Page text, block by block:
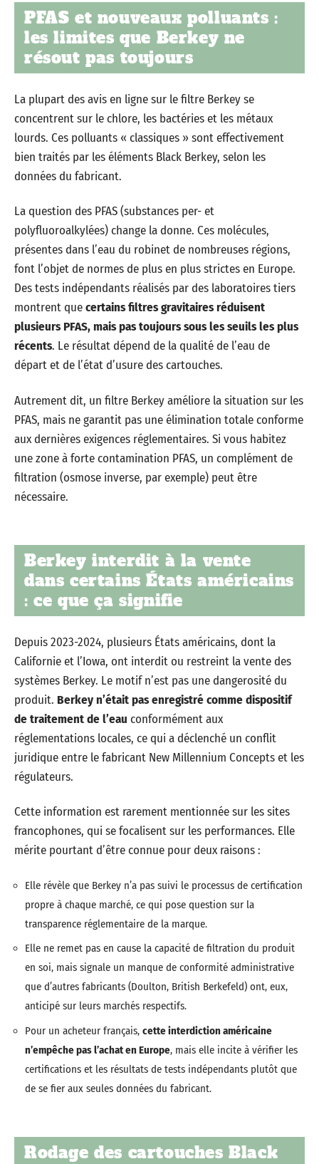
PFAS et nouveaux polluants :
les limites que Berkey ne
résout pas toujours
La plupart des avis en ligne sur le filtre Berkey se
concentrent sur le chlore, les bactéries et les métaux
lourds. Ces polluants « classiques » sont effectivement
bien traités par les éléments Black Berkey, selon les
données du fabricant.
La question des PFAS (substances per- et
polyfluoroalkylées) change la donne. Ces molécules,
présentes dans l’eau du robinet de nombreuses régions,
font l’objet de normes de plus en plus strictes en Europe.
Des tests indépendants réalisés par des laboratoires tiers
montrent quecertains filtres gravitaires réduisent
plusieurs PFAS, mais pas toujours sous les seuils les plus
récents. Le résultat dépend de la qualité de l’eau de
départ et de l’état d’usure des cartouches.
Autrement dit, un filtre Berkey améliore la situation sur les
PFAS, mais ne garantit pas une élimination totale conforme
aux dernières exigences réglementaires. Si vous habitez
une zone à forte contamination PFAS, un complément de
filtration (osmose inverse, par exemple) peut être
nécessaire.
Berkey interdit à la vente
dans certains États américains
: ce que ça signifie
Depuis 2023-2024, plusieurs États américains, dont la
Californie et l’Iowa, ont interdit ou restreint la vente des
systèmes Berkey. Le motif n’est pas une dangerosité du
produit. Berkey n’était pas enregistré comme dispositif
de traitement de l’eau conformément aux
réglementations locales, ce qui a déclenché un conflit
juridique entre le fabricant New Millennium Concepts et les
régulateurs.
Cette information est rarement mentionnée sur les sites
francophones, qui se focalisent sur les performances. Elle
mérite pourtant d’être connue pour deux raisons :
Elle révèle que Berkey n’a pas suivi le processus de certification
propre à chaque marché, ce qui pose question sur la
transparence réglementaire de la marque.
Elle ne remet pas en cause la capacité de filtration du produit
en soi, mais signale un manque de conformité administrative
que d’autres fabricants (Doulton, British Berkefeld) ont, eux,
anticipé sur leurs marchés respectifs.
Pour un acheteur français, cette interdiction américaine
n’empêche pas l’achat en Europe, mais elle incite à vérifier les
certifications et les résultats de tests indépendants plutôt que
de se fier aux seules données du fabricant.
Rodage des cartouches Black